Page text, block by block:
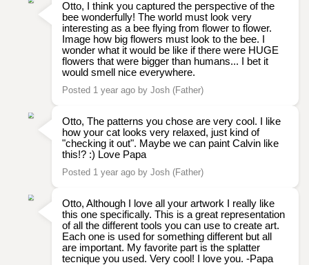
Otto, I think you captured the perspective of the
bee wonderfully! The world must look very
interesting as a bee flying from flower to flower.
Image how big flowers must look to the bee. I
wonder what it would be like if there were HUGE
flowers that were bigger than humans... I bet it
would smell nice everywhere.
Posted 1 year ago by Josh (Father)
Otto, The patterns you chose are very cool. I like
how your cat looks very relaxed, just kind of
"checking it out". Maybe we can paint Calvin like
this!? :) Love Papa
Posted 1 year ago by Josh (Father)
Otto, Although I love all your artwork I really like
this one specifically. This is a great representation
of all the different tools you can use to create art.
Each one is used for something different but all
are important. My favorite part is the splatter
tecnique you used. Very cool! I love you. -Papa